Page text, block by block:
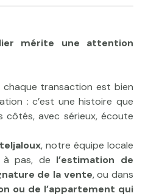
précise, ou encoreinvestir
et essentielles : écoute,
et authenticité. Parce
est une histoire
un
sur latransparence,
humainequi font notre
30 ans.
mérite une attention
chaque transaction est bien
: c’est une histoire que
côtés, avec sérieux, écoute
, notre équipe locale
à pas, de l’estimation de
de la vente, ou dans
ou de l’appartement qui